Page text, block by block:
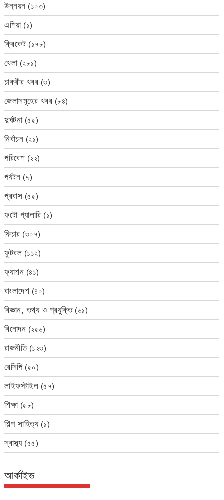
উন্নয়ন (১০৩)
এশিয়া(১)
ক্রিকেট (১৭৮)
খেলা(২৮১)
চাকরীর খবর (৩)
জেলাসমূহের খবর (৮৪)
দুর্ঘটনা(৫৫)
নির্বাচন (২১)
পরিবেশ (২২)
পর্যটন (৭)
প্রবাস (৫৫)
ফটো গ্যালারি (১)
ফিচার (৩০৭)
ফুটবল (১১২)
ফ্যাশন (৪১)
বাংলাদেশ (৪০)
বিজ্ঞান, তথ্য ও প্রযুক্তি(৬১)
বিনোদন (২৫৬)
রাজনীতি(১২৩)
রেসিপি(৫০)
লাইফস্টাইল (৫৭)
শিক্ষা(৫৮)
শিল্প সাহিত্য(১)
স্বাস্থ্য(৫৫)
আর্কাইভ